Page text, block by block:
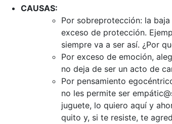
CAUSAS:
Por sobreprotección: la
exceso de protección.
siempre va a ser así. ¿Por
Por exceso de emoción,
no deja de ser un acto de
Por pensamiento
no les permite ser
juguete, lo quiero aquí y
quito y, si te resiste, te